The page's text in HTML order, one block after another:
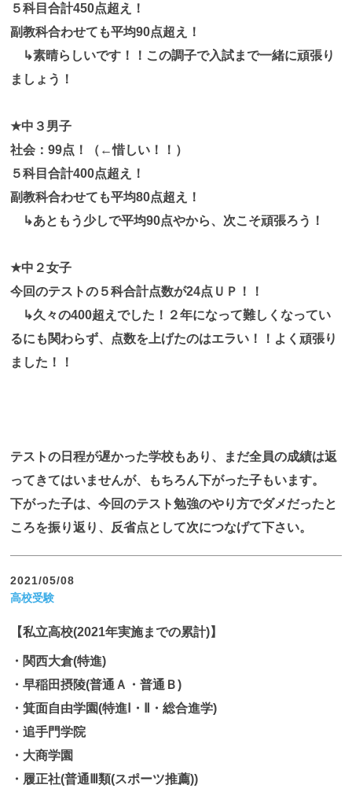
５科目合計450点超え！
副教科合わせても平均90点超え！
↳素晴らしいです！！この調子で入試まで一緒に頑張り
ましょう！
★中３男子
社会：99点！（←惜しい！！）
５科目合計400点超え！
副教科合わせても平均80点超え！
↳あともう少しで平均90点やから、次こそ頑張ろう！
★中２女子
今回のテストの５科合計点数が24点ＵＰ！！
↳久々の400超えでした！２年になって難しくなってい
るにも関わらず、点数を上げたのはエラい！！よく頑張り
ました！！
テストの日程が遅かった学校もあり、まだ全員の成績は返
ってきてはいませんが、もちろん下がった子もいます。
下がった子は、今回のテスト勉強のやり方でダメだったと
ころを振り返り、反省点として次につなげて下さい。
2021/05/08
高校受験
【私立高校(2021年実施までの累計)】
・関西大倉(特進)
・早稲田摂陵(普通Ａ・普通Ｂ)
・箕面自由学園(特進Ⅰ・Ⅱ・総合進学)
・追手門学院
・大商学園
・履正社(普通Ⅲ類(スポーツ推薦))